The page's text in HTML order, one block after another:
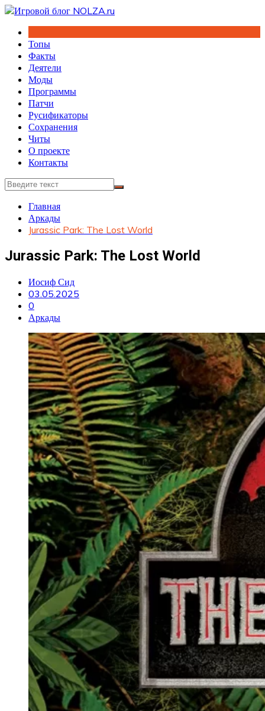
Перейти
содержимому
Топы
Факты
Деятели
Моды
Программы
Патчи
Русификаторы
Сохранения
Читы
О проекте
Контакты
Главная
Аркады
Jurassic Park: The Lost World
Jurassic Park: The Lost World
Иосиф Сид
03.05.2025
0
Аркады